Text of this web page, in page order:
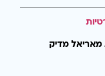
מאריאל מדיק